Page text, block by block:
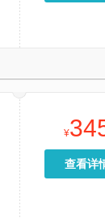
天坛公园
¥
查看详